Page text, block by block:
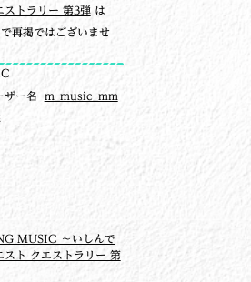
ストラリー 第3弾は
再掲ではございませ
ザー名 m_music_mm
MUSIC ～いしんで
スト クエストラリー 第